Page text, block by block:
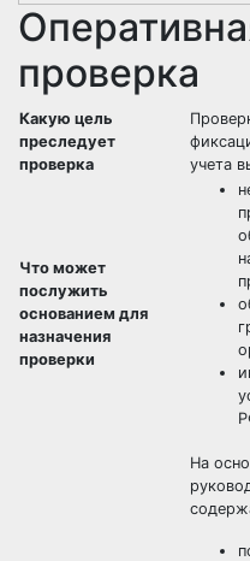
проверка
Какую цель
преследует
проверка
учета
Что может
послужить
основанием для
назначения
проверки
На